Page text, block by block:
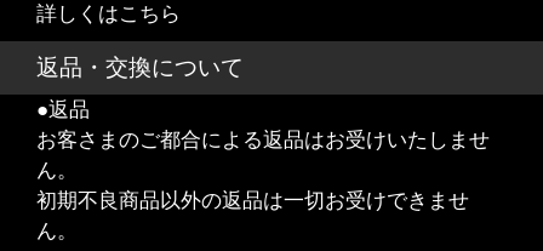
詳しくはこちら
返品・交換について
●返品
お客さまのご都合による返品はお受けいたしませ
ん。
初期不良商品以外の返品は一切お受けできませ
ん。